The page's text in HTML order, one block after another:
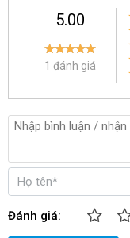
5.00
1 đánh giá
Đánh giá: